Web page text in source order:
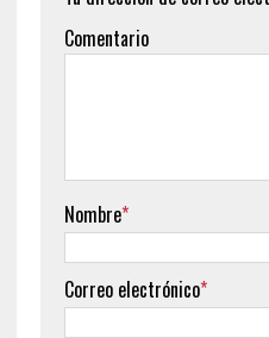
Comentario
Nombre*
Correo electrónico*